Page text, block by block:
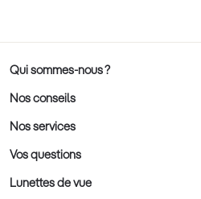
Qui sommes-nous ?
Notre charte déontologique
AFNOR Certification
Rendez-vous prévision
Nos conseils
Nos conseils lunettes
Nos conseils lentilles
Nos conseils enfants
Nos services
Optic 2000 à domicile
Le contrôle de la vue chez votre opticien
Vos questions
Lunettes de vue